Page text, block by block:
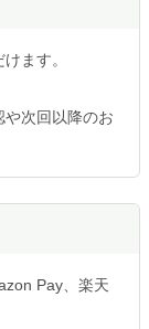
ます。
次回以降のお
Pay、楽天